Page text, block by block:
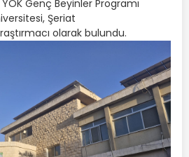
YÖK Genç Beyinler Programı
Şeriat
olarak bulundu.